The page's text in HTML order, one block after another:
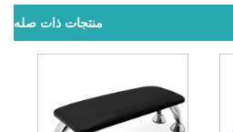
منتجات ذات صله